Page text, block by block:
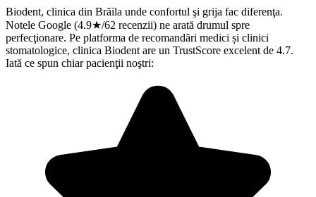
Biodent, clinica din Brăila unde confortul şi grija fac diferenţa.
Notele Google (4.9★/62 recenzii) ne arată drumul spre
perfecţionare. Pe platforma de recomandări medici și clinici
stomatologice, clinica Biodent are un TrustScore excelent de 4.7.
Iată ce spun chiar pacienţii noştri: